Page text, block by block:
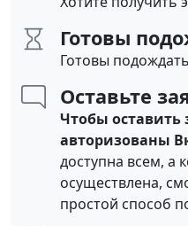
Готовы
Готовы подождать
Оставьте
Чтобы
авторизованы
доступна всем, а
осуществлена,
простой способ